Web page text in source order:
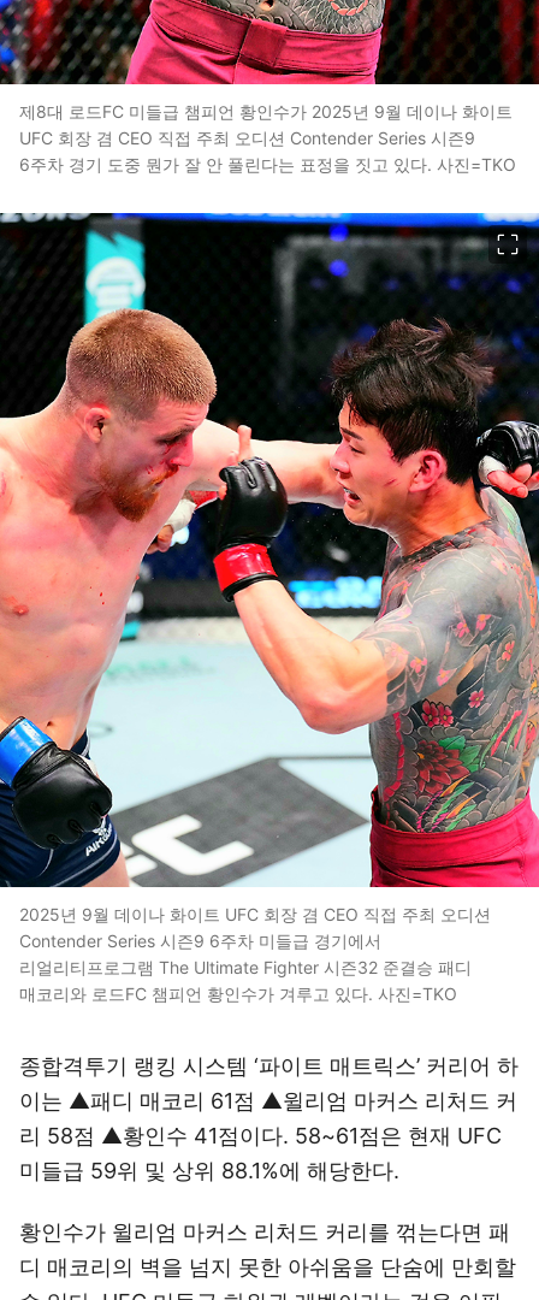
제8대 로드FC 미들급 챔피언 황인수가 2025년 9월 데이나 화이트
UFC 회장 겸 CEO 직접 주최 오디션 Contender Series 시즌9
6주차 경기 도중 뭔가 잘 안 풀린다는 표정을 짓고 있다. 사진=TKO
2025년 9월 데이나 화이트 UFC 회장 겸 CEO 직접 주최 오디션
Contender Series 시즌9 6주차 미들급 경기에서
리얼리티프로그램 The Ultimate Fighter 시즌32 준결승 패디
매코리와 로드FC 챔피언 황인수가 겨루고 있다. 사진=TKO
종합격투기 랭킹 시스템 ‘파이트 매트릭스’ 커리어 하
이는 ▲패디 매코리 61점 ▲윌리엄 마커스 리처드 커
리 58점 ▲황인수 41점이다. 58~61점은 현재 UFC
미들급 59위 및 상위 88.1%에 해당한다.
황인수가 윌리엄 마커스 리처드 커리를 꺾는다면 패
디 매코리의 벽을 넘지 못한 아쉬움을 단숨에 만회할